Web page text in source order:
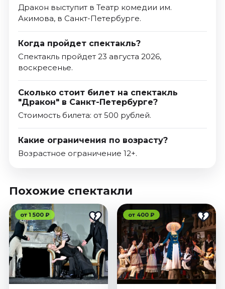
Дракон выступит в Театр комедии им.
Акимова, в Санкт-Петербурге.
Когда пройдет спектакль?
Спектакль пройдет 23 августа 2026,
воскресенье.
Сколько стоит билет на спектакль
"Дракон" в Санкт-Петербурге?
Стоимость билета: от 500 рублей.
Какие ограничения по возрасту?
Возрастное ограничение 12+.
Похожие спектакли
от 1 500 ₽ от 400 ₽